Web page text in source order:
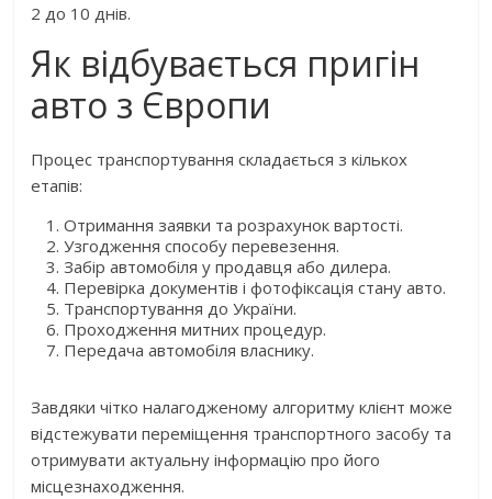
2 до 10 днів.
Як відбувається пригін
авто з Європи
Процес транспортування складається з кількох
етапів:
Отримання заявки та розрахунок вартості.
Узгодження способу перевезення.
Забір автомобіля у продавця або дилера.
Перевірка документів і фотофіксація стану авто.
Транспортування до України.
Проходження митних процедур.
Передача автомобіля власнику.
Завдяки чітко налагодженому алгоритму клієнт може
відстежувати переміщення транспортного засобу та
отримувати актуальну інформацію про його
місцезнаходження.